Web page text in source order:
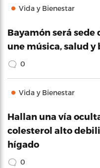
Vida y Bienestar
Bayamón será
une música, salud
0
Vida y Bienestar
Hallan una vía
colesterol alto
hígado
0